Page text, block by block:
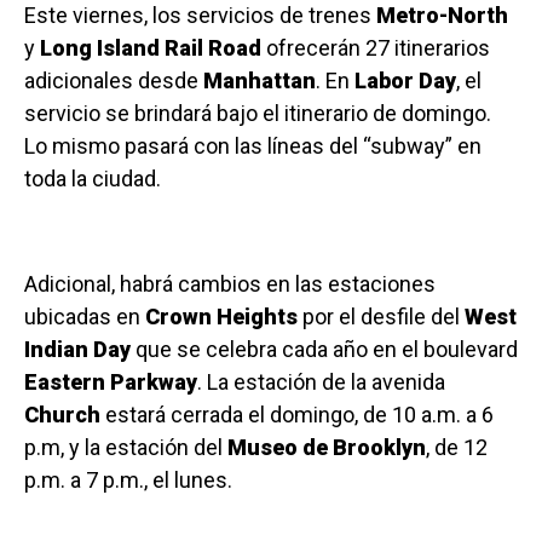
Este viernes, los servicios de trenes Metro-North
y Long Island Rail Road ofrecerán 27 itinerarios
adicionales desde Manhattan. En Labor Day, el
servicio se brindará bajo el itinerario de domingo.
Lo mismo pasará con las líneas del “subway” en
toda la ciudad.
Adicional, habrá cambios en las estaciones
ubicadas en Crown Heights por el desfile del West
Indian Day que se celebra cada año en el boulevard
Eastern Parkway. La estación de la avenida
Church estará cerrada el domingo, de 10 a.m. a 6
p.m, y la estación del Museo de Brooklyn, de 12
p.m. a 7 p.m., el lunes.